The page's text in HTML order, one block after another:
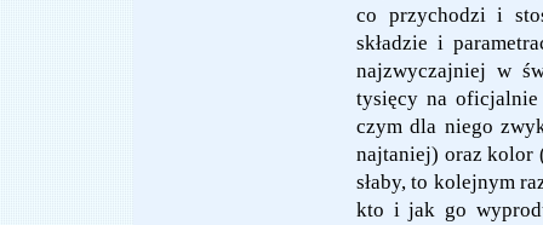
co przychodzi i
składzie i
najzwyczajniej w
tysięcy na oficjalnie
czym dla niego
najtaniej) oraz kolor
słaby, to kolejnym
kto i jak go